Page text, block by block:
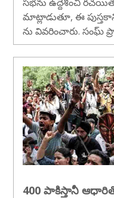
మాట్లాడుతూ, ఈ
ను వివరించారు. సంఘ్
మాహారం మాత్రమే
400 పాకిస్తానీ